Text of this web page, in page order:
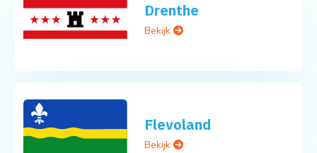
Drenthe
Bekijk
Flevoland
Bekijk